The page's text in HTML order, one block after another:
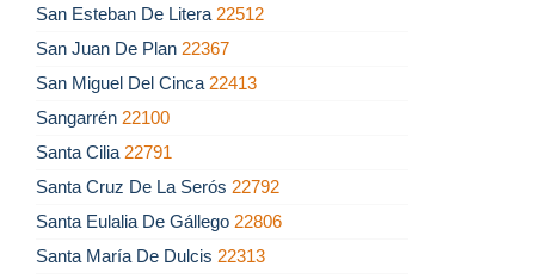
San Esteban De Litera 22512
San Juan De Plan 22367
San Miguel Del Cinca 22413
Sangarrén 22100
Santa Cilia 22791
Santa Cruz De La Serós 22792
Santa Eulalia De Gállego 22806
Santa María De Dulcis 22313